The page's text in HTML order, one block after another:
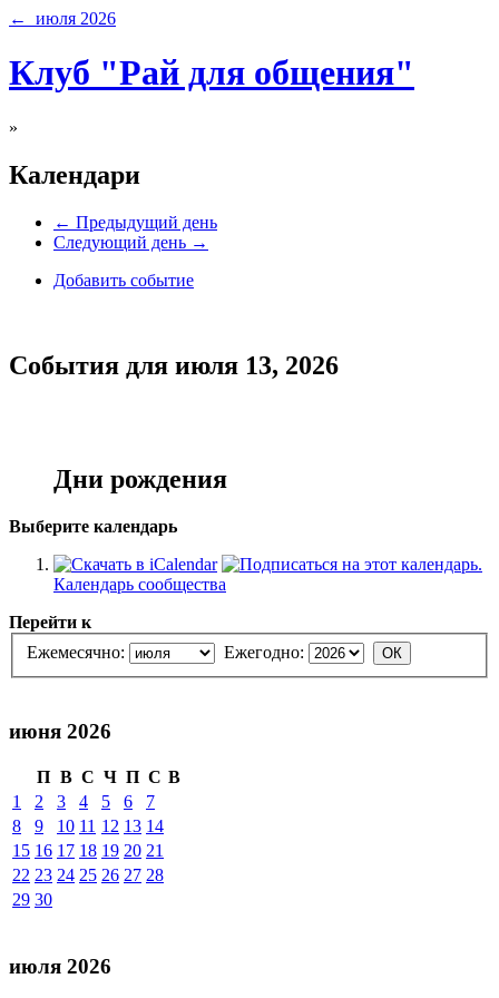
← июля 2026
Клуб "Рай для общения"
»
Календари
← Предыдущий день
Следующий день →
Добавить событие
События для июля 13, 2026
Дни рождения
Выберите календарь
Календарь сообщества
Перейти к
Ежемесячно:
Ежегодно:
июня 2026
П В С Ч П С В
1
2 3 4 5 6
7
8
9 10 11 12 13 14
15 16 17 18 19 20 21
22 23 24 25 26 27 28
29 30
июля 2026